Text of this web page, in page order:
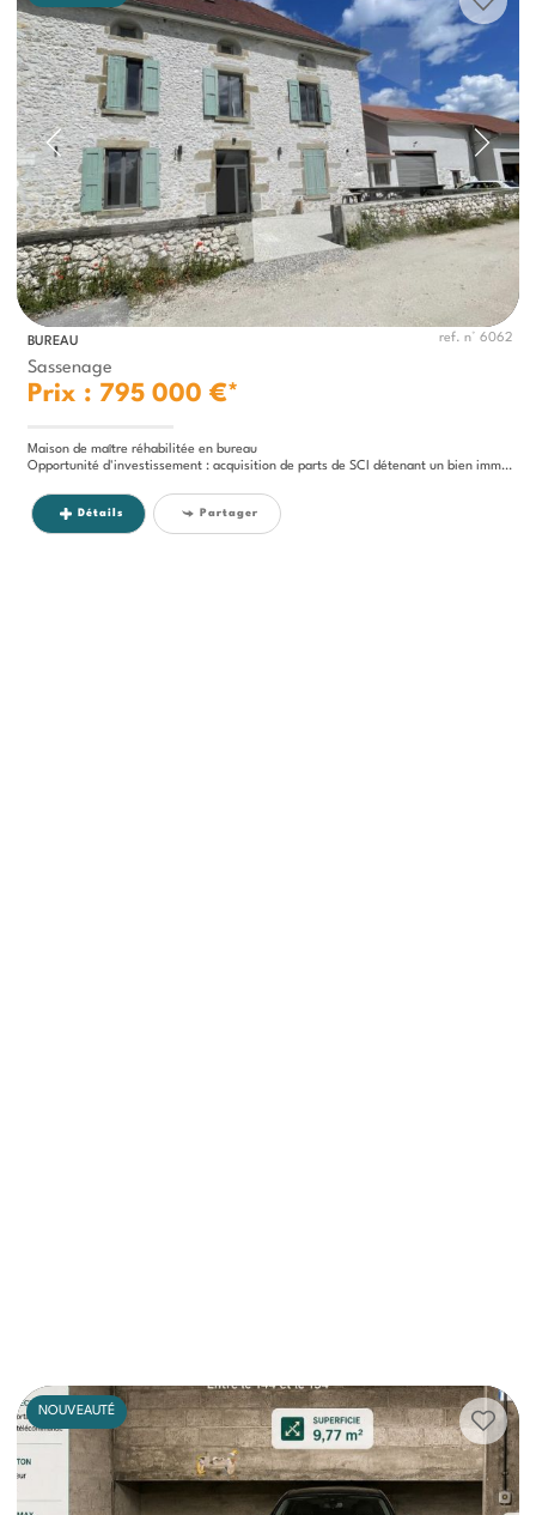
BUREAU ref. n° 6062
Sassenage
Prix : 795 000 €*
Maison de maître réhabilitée en bureau
Opportunité d'investissement : acquisition de parts de SCI détenant un bien immobilier situé à Sassenage, générant des...
Détails Partager
NOUVEAUTÉ